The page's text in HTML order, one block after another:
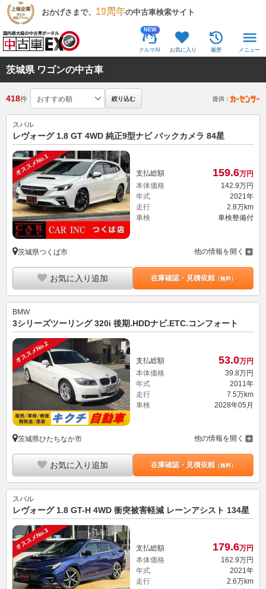
おかげさまで、 19周年の中古車検索サイト
NEW
クルマAI お気に入り 履歴 メニュー
茨城県 ワゴンの中古車
418件 絞り込む 提供：
スバル
レヴォーグ 1.8 GT 4WD 純正9型ナビ バックカメラ 84星
オススメNo.1 支払総額 159.6万円
本体価格
142.9万円
年式
2021年
走行
2.8万km
車検
車検整備付
茨城県つくば市 他の情報を開く
お気に入り追加 在庫確認・見積依頼（無料）
BMW
3シリーズツーリング 320i 後期.HDDナビ.ETC.コンフォート
オススメNo.2 支払総額 53.0万円
本体価格
39. 8万円
年式
2011年
走行
7.5万km
車検
2028年05月
茨城県ひたちなか市 他の情報を開く
お気に入り追加 在庫確認・見積依頼（無料）
スバル
レヴォーグ 1.8 GT-H 4WD 衝突被害軽減 レーンアシスト 134星
オススメNo.3 支払総額 179.6万円
本体価格
162.9万円
年式
2021年
走行
2.6万km